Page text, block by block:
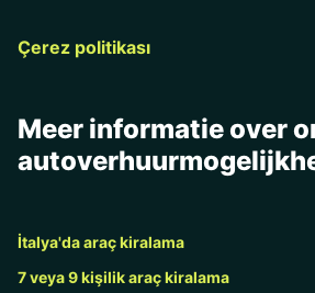
Çerez politikası
Meer informatie over
İtalya'da araç kiralama
7 veya 9 kişilik araç kiralama